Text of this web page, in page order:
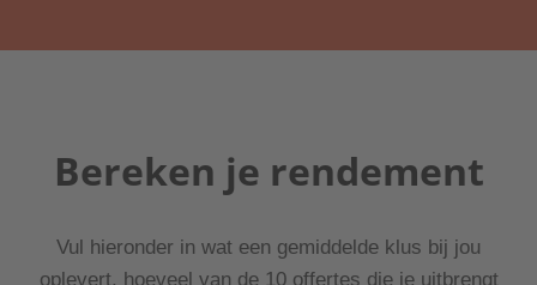
Ben jij klaar voor veel
meer klanten?
Bereken je rendement
Vul hieronder in wat een gemiddelde klus bij jou
oplevert, hoeveel van de 10 offertes die je uitbrengt